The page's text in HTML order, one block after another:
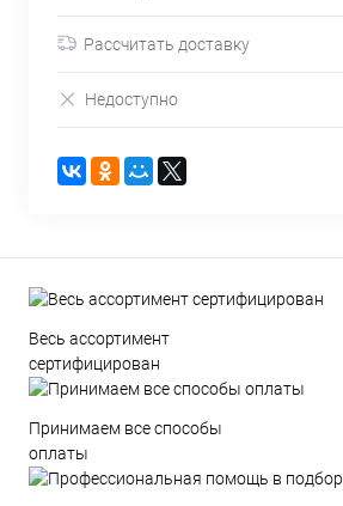
Рассчитать доставку
Недоступно
Весь ассортимент
сертифицирован
Принимаем все способы
оплаты